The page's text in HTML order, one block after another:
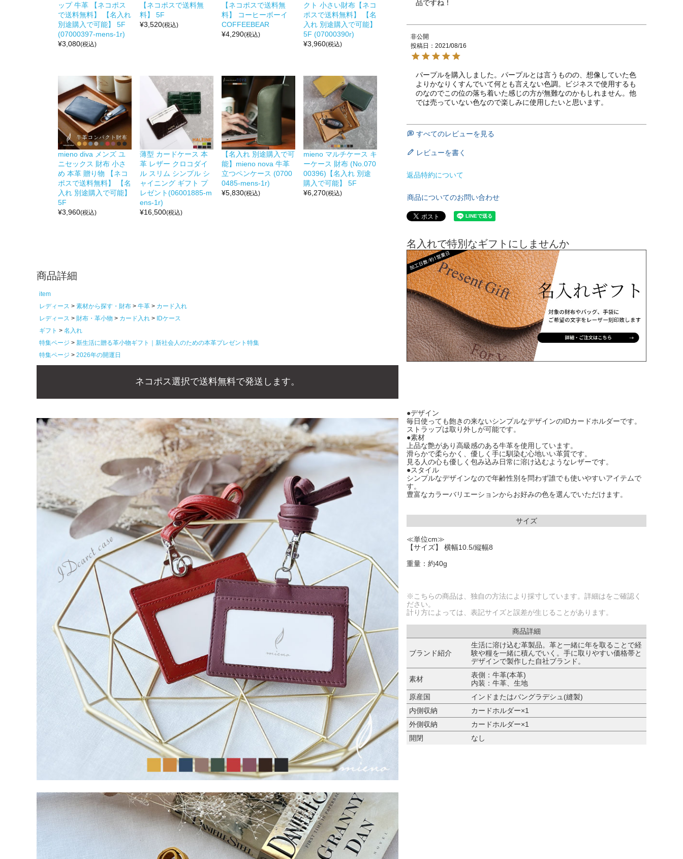
ップ 牛革 【ネコポス
で送料無料】 【名入れ
別途購入で可能】 5F
(07000397-mens-1r)
¥3,080(税込)
【ネコポスで送料無
料】 5F
¥3,520(税込)
【ネコポスで送料無
料】 コーヒーボーイ
COFFEEBEAR
¥4,290(税込)
クト 小さい財布【ネコ
ポスで送料無料】 【名
入れ 別途購入で可能】
5F (07000390r)
¥3,960(税込)
mieno diva メンズ ユ
ニセックス 財布 小さ
め 本革 贈り物 【ネコ
ポスで送料無料】 【名
入れ 別途購入で可能】
5F
¥3,960(税込)
薄型 カードケース 本
革 レザー クロコダイ
ル スリム シンプル シ
ャイニング ギフト プ
レゼント(06001885-m
ens-1r)
¥16,500(税込)
【名入れ 別途購入で可
能】mieno nova 牛革
立つペンケース (0700
0485-mens-1r)
¥5,830(税込)
mieno マルチケース キ
ーケース 財布 (No.070
00396)【名入れ 別途
購入で可能】 5F
¥6,270(税込)
商品詳細
item
レディース
素材から探す・財布 牛革
カード入れ
レディース
財布・革小物 カード入れ
IDケース
ギフト
名入れ
特集ページ
新生活に贈る革小物ギフト｜新社会人のための本革プレゼント特集
特集ページ
2026年の開運日
ネコポス選択で送料無料で発送します。
品ですね！
非公開
投稿日
2021/08/16
パープルを購入しました。パープルとは言うものの、想像していた色
よりかなりくすんでいて何とも言えない色調。ビジネスで使用するも
のなのでこの位の落ち着いた感じの方が無難なのかもしれません。他
では売っていない色なので楽しみに使用したいと思います。
すべてのレビューを見る
レビューを書く
返品特約について
商品についてのお問い合わせ
名入れで特別なギフトにしませんか
●デザイン
毎日使っても飽きの来ないシンプルなデザインのIDカードホルダーです。
ストラップは取り外しが可能です。
●素材
上品な艶があり高級感のある牛革を使用しています。
滑らかで柔らかく、優しく手に馴染む心地いい革質です。
見る人の心も優しく包み込み日常に溶け込むようなレザーです。
●スタイル
シンプルなデザインなので年齢性別を問わず誰でも使いやすいアイテムで
す。
豊富なカラーバリエーションからお好みの色を選んでいただけます。
サイズ
≪単位cm≫
【サイズ】 横幅10.5/縦幅8
重量：約40g
※こちらの商品は、独自の方法により採寸しています。詳細はをご確認く
ださい。
計り方によっては、表記サイズと誤差が生じることがあります。
商品詳細
ブランド紹介
生活に溶け込む革製品。革と一緒に年を取ることで経
験や糧を一緒に積んでいく。手に取りやすい価格帯と
デザインで製作した自社ブランド。
素材
表側：牛革(本革)
内装：牛革、生地
原産国
インドまたはバングラデシュ(縫製)
内側収納
カードホルダー×1
外側収納
カードホルダー×1
開閉
なし